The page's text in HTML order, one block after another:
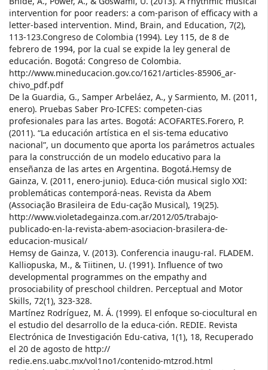
intervention for poor readers: a com-parison of efficacy with a
letter‐based intervention. Mind, Brain, and Education, 7(2),
113-123.Congreso de Colombia (1994). Ley 115, de 8 de
febrero de 1994, por la cual se expide la ley general de
educación. Bogotá: Congreso de Colombia.
http://www.mineducacion.gov.co/1621/articles-85906_ar-
chivo_pdf.pdf
De la Guardia, G., Samper Arbeláez, A., y Sarmiento, M. (2011,
enero). Pruebas Saber Pro-ICFES: competen-cias
profesionales para las artes. Bogotá: ACOFARTES.Forero, P.
(2011). “La educación artística en el sis-tema educativo
nacional”, un documento que aporta los parámetros actuales
para la construcción de un modelo educativo para la
enseñanza de las artes en Argentina. Bogotá.Hemsy de
Gainza, V. (2011, enero-junio). Educa-ción musical siglo XXI:
problemáticas contemporá-neas. Revista da Abem
(Associação Brasileira de Edu-cação Musical), 19(25).
http://www.violetadegainza.com.ar/2012/05/trabajo-
publicado-en-la-revista-abem-asociacion-brasilera-de-
educacion-musical/
Hemsy de Gainza, V. (2013). Conferencia inaugu-ral. FLADEM.
Kalliopuska, M., & Tiitinen, U. (1991). Influence of two
developmental programmes on the empathy and
prosociability of preschool children. Perceptual and Motor
Skills, 72(1), 323-328.
Martínez Rodríguez, M. Á. (1999). El enfoque so-ciocultural en
el estudio del desarrollo de la educa-ción. REDIE. Revista
Electrónica de Investigación Edu-cativa, 1(1), 18, Recuperado
el 20 de agosto de http://
redie.ens.uabc.mx/vol1no1/contenido-mtzrod.html